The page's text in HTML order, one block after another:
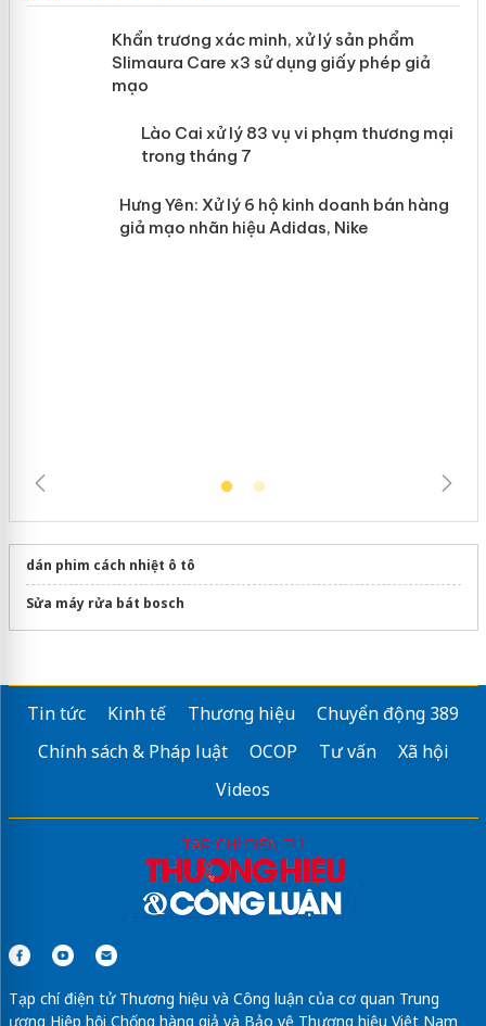
Khẩn trương xác minh, xử lý sản phẩm
Slimaura Care x3 sử dụng giấy phép giả
mạo
Lào Cai xử lý 83 vụ vi phạm thương
mại trong tháng 7
dán phim cách nhiệt ô tô
Sửa máy rửa bát bosch
Tin tức Kinh tế Thương hiệu
Chuyển động 389
Chính sách & Pháp luật
OCOP Tư vấn
Xã hội
Videos
Tạp chí điện tử Thương hiệu và Công luận của cơ quan Trung
ương Hiệp hội Chống hàng giả và Bảo vệ Thương hiệu Việt Nam